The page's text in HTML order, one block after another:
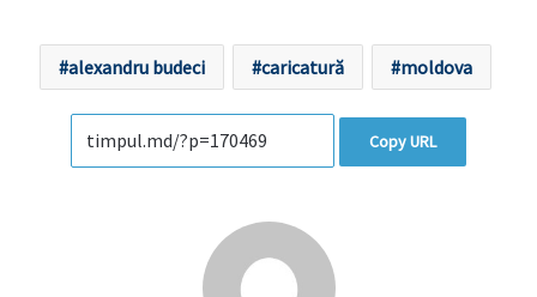
alexandru budeci caricatură moldova
Copy URL